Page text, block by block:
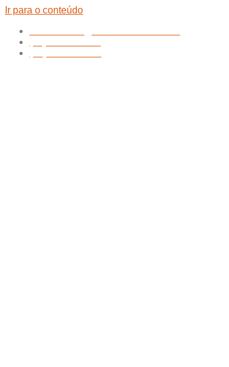
Ir para o conteúdo